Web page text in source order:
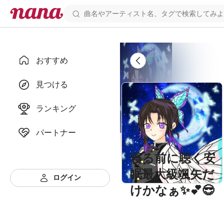
おすすめ
見つける
ランキング
パートナー
ログイン
寝る前に聴く安
眠最大級颯矢だ
けかなぁ✨💕😎